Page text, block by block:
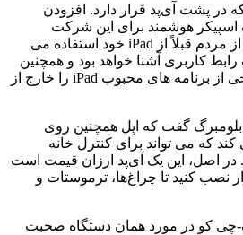
در پشت آی‌پد قرار دارد. افزودن
هوشمند برای این شرکت
منطقی است زیرا بسیاری از مردم قبلاً از iPad خود استفاده می
کاربری آشنا خواهد بود و همچنین
می تواند به طور بالقوه برخی از برنامه های محبوب iPad را خارج از
بلومبرگ گفت که اپل همچنین روی
که می تواند برای کنترل خانه
در اصل، این یک آی‌پد ارزان قیمت است
نصب کنید تا چراغ‌ها، ترموستات و
کو در مورد همان دستگاه صحبت